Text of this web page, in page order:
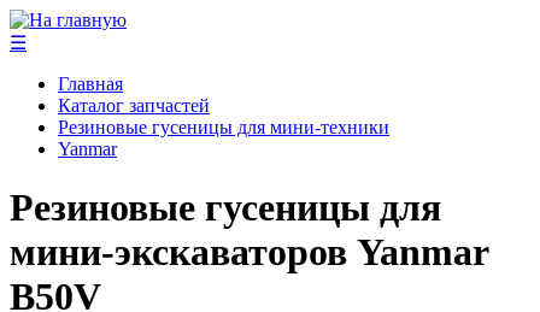
☰
Главная
Каталог запчастей
Резиновые гусеницы для мини-техники
Yanmar
Резиновые гусеницы для
мини-экскаваторов Yanmar
B50V